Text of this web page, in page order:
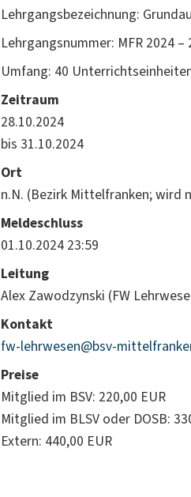
Lehrgangsbezeichnung:
Lehrgangsnummer: MFR 2024 –
Umfang: 40
Zeitraum
28.10.2024
bis 31.10.2024
Ort
n.N. (Bezirk Mittelfranken; wird
Meldeschluss
01.10.2024 23:59
Leitung
Alex Zawodzynski (FW
Kontakt
fw-lehrwesen@bsv-
Preise
Mitglied im BSV: 220,00 EUR
Mitglied im BLSV oder DOSB:
Extern: 440,00 EUR